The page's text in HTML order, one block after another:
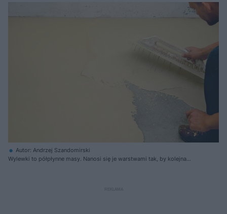
Autor: Andrzej Szandomirski
Wylewki to półpłynne masy. Nanosi się je warstwami tak, by kolejna